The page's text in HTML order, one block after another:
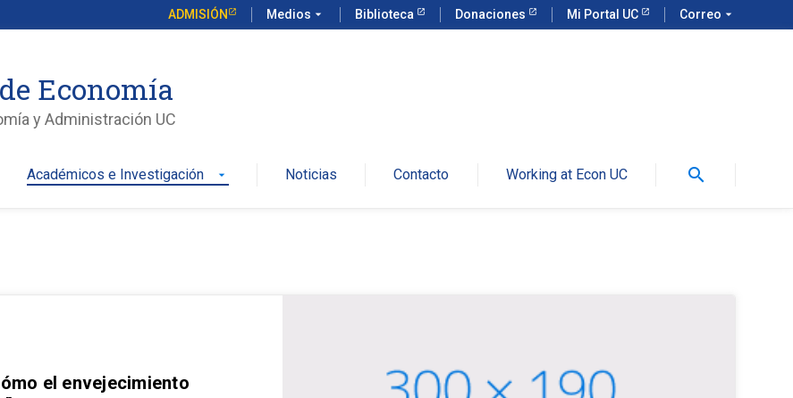
ADMISIÓN Medios arrow_drop_down Biblioteca Donaciones Mi Portal UC Correo arrow_drop_down
Economía
y Administración UC
Académicos e Investigación arrow_drop_down Noticias Contacto Working at Econ UC search
el envejecimiento